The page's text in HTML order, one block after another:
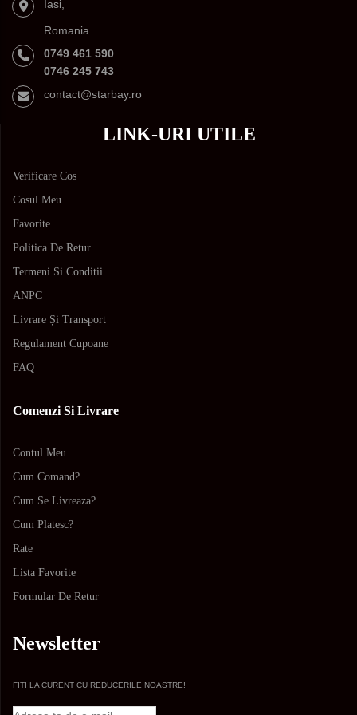
Iasi,
Romania
0749 461 590
0746 245 743
contact@starbay.ro
LINK-URI UTILE
Verificare Cos
Cosul Meu
Favorite
Politica De Retur
Termeni Si Conditii
ANPC
Livrare Și Transport
Regulament Cupoane
FAQ
Comenzi Si Livrare
Contul Meu
Cum Comand?
Cum Se Livreaza?
Cum Platesc?
Rate
Lista Favorite
Formular De Retur
Newsletter
FITI LA CURENT CU REDUCERILE NOASTRE!